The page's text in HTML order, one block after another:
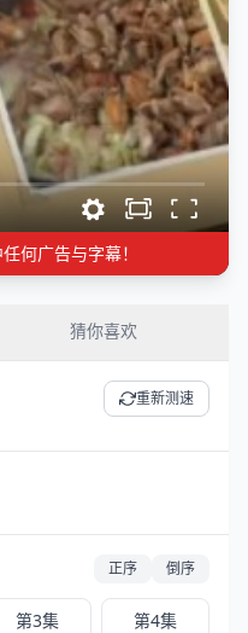
何广告与字幕！
猜你喜欢
重新测速
正序 倒序
第3集 第4集